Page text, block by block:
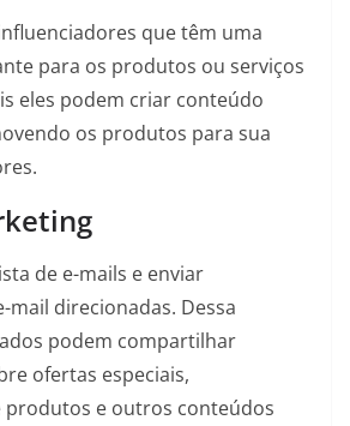
que têm uma
para os produtos ou serviços
eles podem criar conteúdo
os produtos para sua
de e-mails e enviar
mail direcionadas. Dessa
podem compartilhar
ofertas especiais,
produtos e outros conteúdos